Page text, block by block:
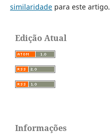
similaridadepara este artigo.
Edição Atual
Informações